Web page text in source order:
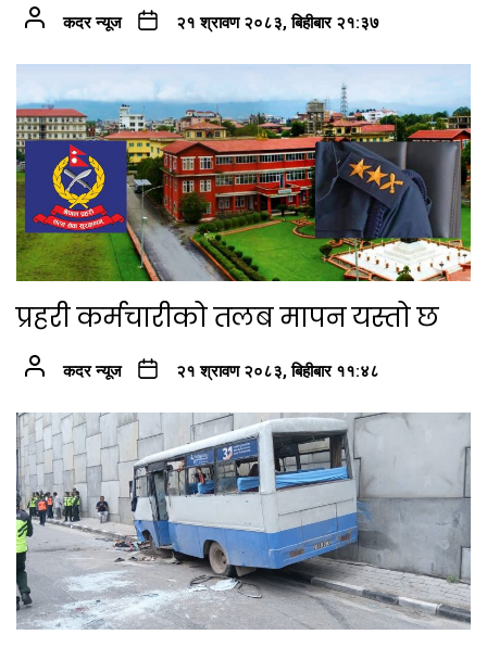
कदर न्यूज २१ श्रावण २०८३, बिहीबार २१:३७
प्रहरी कर्मचारीको तलब मापन यस्तो छ
कदर न्यूज २१ श्रावण २०८३, बिहीबार ११:४८